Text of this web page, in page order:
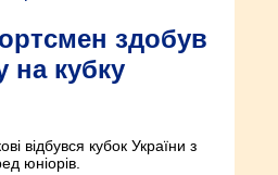
здобув
на кубку
відбувся кубок України з
юніорів.